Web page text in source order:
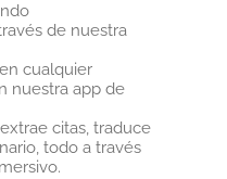
de nuestra
cualquier
nuestra app de
citas, traduce
todo a través